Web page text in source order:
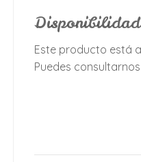
Este producto está
Puedes